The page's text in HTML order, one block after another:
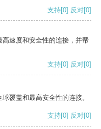
支持[0] 反对[0]
速度和安全性的连接，并帮
支持[0] 反对[0]
覆盖和最高安全性的连接。
支持[0] 反对[0]